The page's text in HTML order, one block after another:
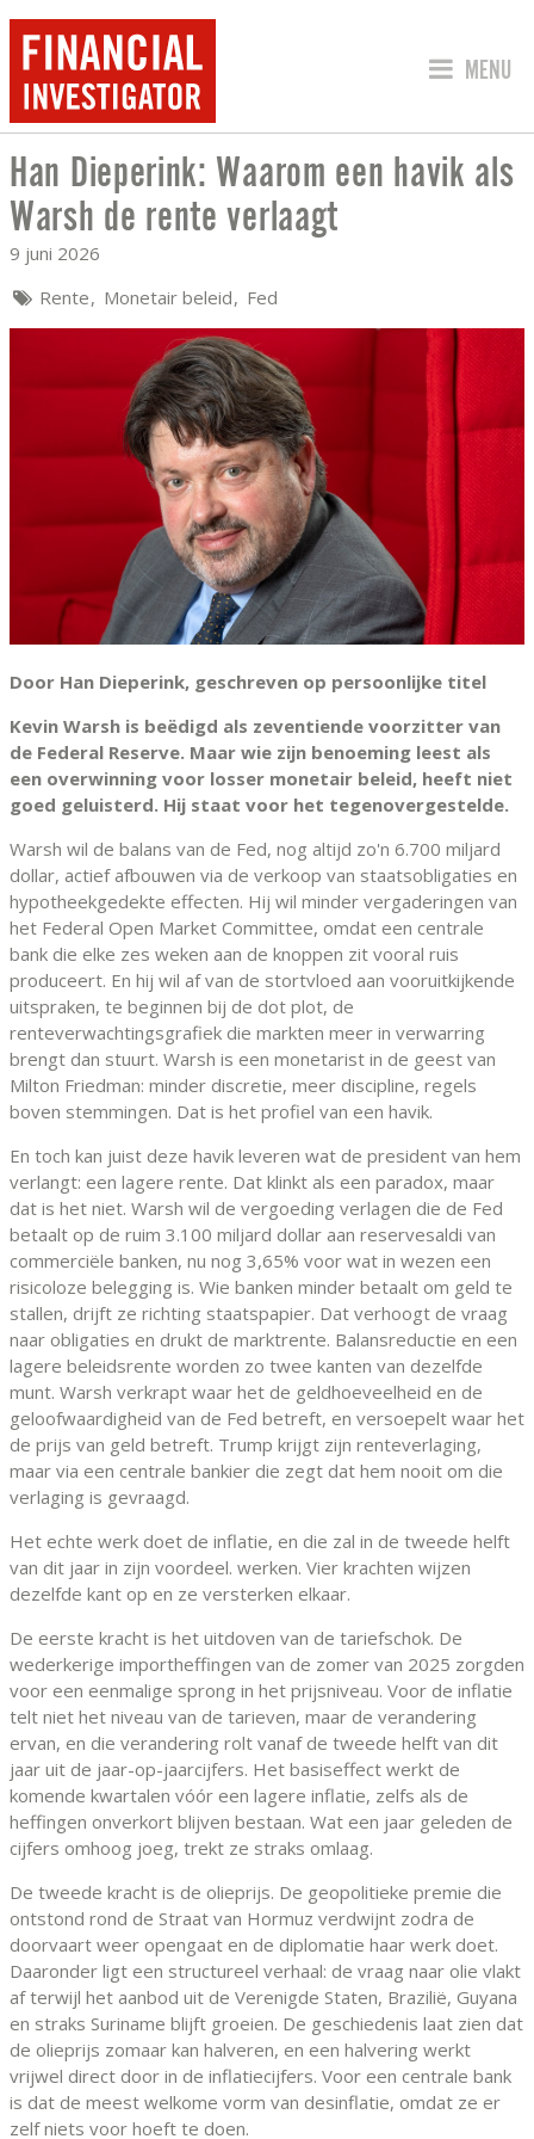
SPRING
MENU
HAN DIEPERINK: WAAROM EEN HAVIK
Han Dieperink: Waarom een havik als
Warsh de rente verlaagt
9 juni 2026
Rente Monetair beleid Fed
Door Han Dieperink, geschreven op persoonlijke titel
Kevin Warsh is beëdigd als zeventiende voorzitter van
de Federal Reserve. Maar wie zijn benoeming leest als
een overwinning voor losser monetair beleid, heeft niet
goed geluisterd. Hij staat voor het tegenovergestelde.
Warsh wil de balans van de Fed, nog altijd zo'n 6.700 miljard
dollar, actief afbouwen via de verkoop van staatsobligaties en
hypotheekgedekte effecten. Hij wil minder vergaderingen van
het Federal Open Market Committee, omdat een centrale
bank die elke zes weken aan de knoppen zit vooral ruis
produceert. En hij wil af van de stortvloed aan vooruitkijkende
uitspraken, te beginnen bij de dot plot, de
renteverwachtingsgrafiek die markten meer in verwarring
brengt dan stuurt. Warsh is een monetarist in de geest van
Milton Friedman: minder discretie, meer discipline, regels
boven stemmingen. Dat is het profiel van een havik.
En toch kan juist deze havik leveren wat de president van hem
verlangt: een lagere rente. Dat klinkt als een paradox, maar
dat is het niet. Warsh wil de vergoeding verlagen die de Fed
betaalt op de ruim 3.100 miljard dollar aan reservesaldi van
commerciële banken, nu nog 3,65% voor wat in wezen een
risicoloze belegging is. Wie banken minder betaalt om geld te
stallen, drijft ze richting staatspapier. Dat verhoogt de vraag
naar obligaties en drukt de marktrente. Balansreductie en een
lagere beleidsrente worden zo twee kanten van dezelfde
munt. Warsh verkrapt waar het de geldhoeveelheid en de
geloofwaardigheid van de Fed betreft, en versoepelt waar het
de prijs van geld betreft. Trump krijgt zijn renteverlaging,
maar via een centrale bankier die zegt dat hem nooit om die
verlaging is gevraagd.
Het echte werk doet de inflatie, en die zal in de tweede helft
van dit jaar in zijn voordeel. werken. Vier krachten wijzen
dezelfde kant op en ze versterken elkaar.
De eerste kracht is het uitdoven van de tariefschok. De
wederkerige importheffingen van de zomer van 2025 zorgden
voor een eenmalige sprong in het prijsniveau. Voor de inflatie
telt niet het niveau van de tarieven, maar de verandering
ervan, en die verandering rolt vanaf de tweede helft van dit
jaar uit de jaar-op-jaarcijfers. Het basiseffect werkt de
komende kwartalen vóór een lagere inflatie, zelfs als de
heffingen onverkort blijven bestaan. Wat een jaar geleden de
cijfers omhoog joeg, trekt ze straks omlaag.
De tweede kracht is de olieprijs. De geopolitieke premie die
ontstond rond de Straat van Hormuz verdwijnt zodra de
doorvaart weer opengaat en de diplomatie haar werk doet.
Daaronder ligt een structureel verhaal: de vraag naar olie vlakt
af terwijl het aanbod uit de Verenigde Staten, Brazilië, Guyana
en straks Suriname blijft groeien. De geschiedenis laat zien dat
de olieprijs zomaar kan halveren, en een halvering werkt
vrijwel direct door in de inflatiecijfers. Voor een centrale bank
is dat de meest welkome vorm van desinflatie, omdat ze er
zelf niets voor hoeft te doen.